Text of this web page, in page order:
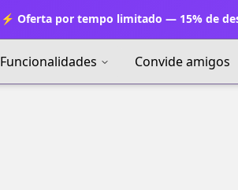
⚡ Oferta por tempo limitado — 15% de
Funcionalidades Convide amigos